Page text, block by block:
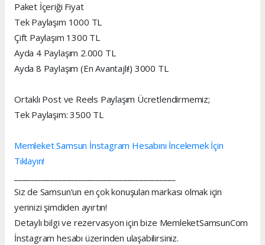
Paket İçeriği Fiyat
Tek Paylaşım 1000 TL
Çift Paylaşım 1300 TL
Ayda 4 Paylaşım 2.000 TL
Ayda 8 Paylaşım (En Avantajlı!) 3000 TL
Ortaklı Post ve Reels Paylaşım Ücretlendirmemiz;
Tek Paylaşım: 3500 TL
Memleket Samsun İnstagram Hesabını İncelemek İçin
Tıklayın!
Siz de Samsun’un en çok konuşulan markası olmak için
yerinizi şimdiden ayırtın!
Detaylı bilgi ve rezervasyon için bize MemleketSamsunCom
İnstagram hesabı üzerinden ulaşabilirsiniz.